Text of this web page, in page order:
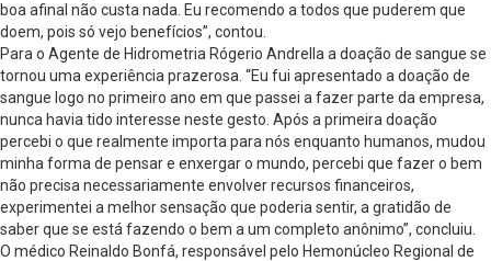
boa afinal não custa nada. Eu recomendo a todos que puderem que
doem, pois só vejo benefícios”, contou.
Para o Agente de Hidrometria Rógerio Andrella a doação de sangue se
tornou uma experiência prazerosa. “Eu fui apresentado a doação de
sangue logo no primeiro ano em que passei a fazer parte da empresa,
nunca havia tido interesse neste gesto. Após a primeira doação
percebi o que realmente importa para nós enquanto humanos, mudou
minha forma de pensar e enxergar o mundo, percebi que fazer o bem
não precisa necessariamente envolver recursos financeiros,
experimentei a melhor sensação que poderia sentir, a gratidão de
saber que se está fazendo o bem a um completo anônimo”, concluiu.
O médico Reinaldo Bonfá, responsável pelo Hemonúcleo Regional de